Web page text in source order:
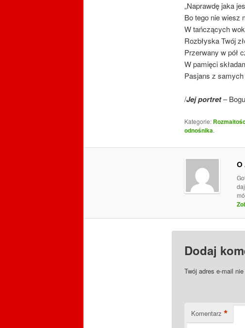
„Naprawdę jaka
Bo tego nie wiesz
W tańczących
Rozbłyska Twój
Przerwany w pół
W pamięci
Pasjans z
/Jej portret–
Kategorie:
odnośnika.
O
Dodaj
Twój adres e-mail
Komentarz *